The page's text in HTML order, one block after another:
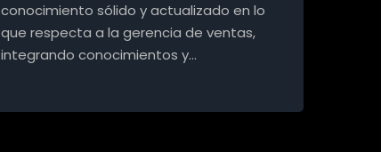
conocimiento sólido y actualizado en lo
que respecta a la gerencia de ventas,
integrando conocimientos y…